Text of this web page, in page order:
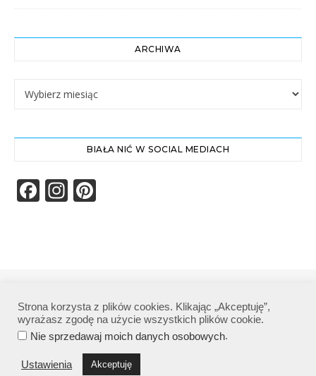
ARCHIWA
BIAŁA NIĆ W SOCIAL MEDIACH
Facebook
Instagram
Polityka prywatności
POWRÓT NA GÓRĘ
Strona korzysta z plików cookies. Klikając „Akceptuję”,
wyrażasz zgodę na użycie wszystkich plików cookie.
Nie sprzedawaj moich danych osobowych.
Ustawienia Akceptuję